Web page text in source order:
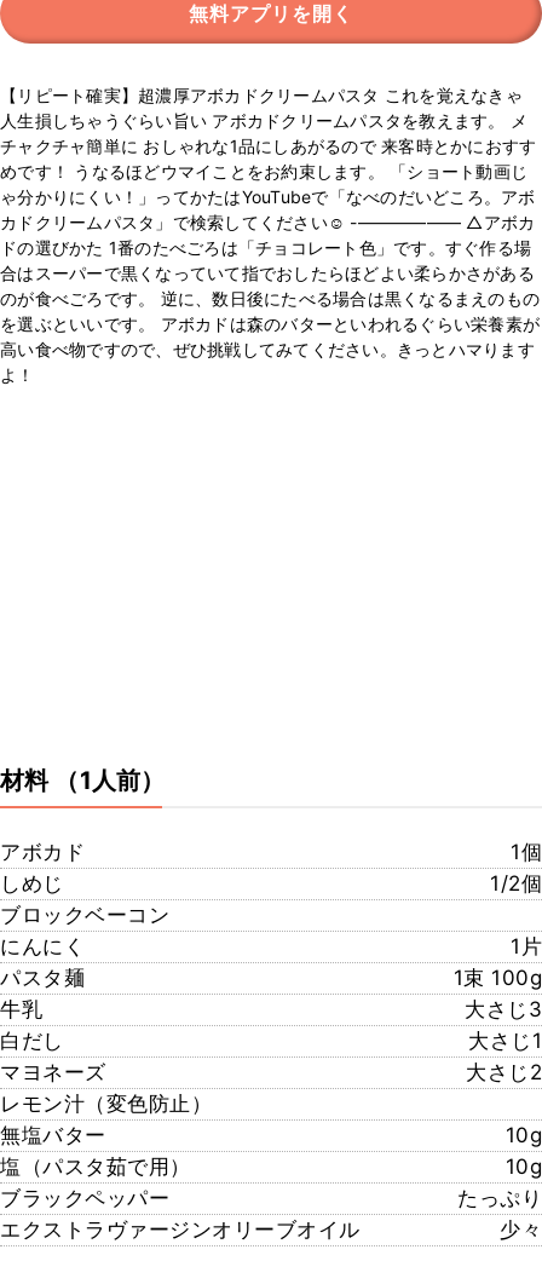
無料アプリを開く
【リピート確実】超濃厚アボカドクリームパスタ これを覚えなきゃ
人生損しちゃうぐらい旨い アボカドクリームパスタを教えます。 メ
チャクチャ簡単に おしゃれな1品にしあがるので 来客時とかにおすす
めです！ うなるほどウマイことをお約束します。 「ショート動画じ
ゃ分かりにくい！」ってかたはYouTubeで「なべのだいどころ。アボ
カドクリームパスタ」で検索してください☺️ -—————— △アボカ
ドの選びかた 1番のたべごろは「チョコレート色」です。すぐ作る場
合はスーパーで黒くなっていて指でおしたらほどよい柔らかさがある
のが食べごろです。 逆に、数日後にたべる場合は黒くなるまえのもの
を選ぶといいです。 アボカドは森のバターといわれるぐらい栄養素が
高い食べ物ですので、ぜひ挑戦してみてください。きっとハマります
よ！
材料 （1人前）
アボカド
1個
しめじ
1/2個
ブロックベーコン
にんにく
1片
パスタ麺
1束 100g
牛乳
大さじ3
白だし
大さじ1
マヨネーズ
大さじ2
レモン汁（変色防止）
無塩バター
10g
塩（パスタ茹で用）
10g
ブラックペッパー
たっぷり
エクストラヴァージンオリーブオイル
少々